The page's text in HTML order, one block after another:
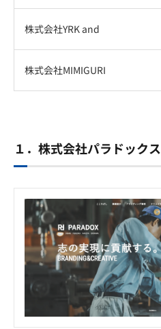
株式会社YRK and
株式会社MIMIGURI
１．株式会社パラドックス